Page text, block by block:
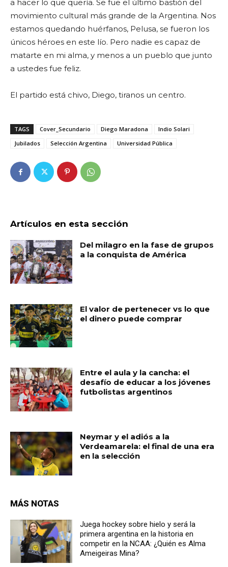
a hacer lo que quería. Se fue el último bastión del
movimiento cultural más grande de la Argentina. Nos
estamos quedando huérfanos, Pelusa, se fueron los
únicos héroes en este lío. Pero nadie es capaz de
matarte en mi alma, y menos a un pueblo que junto
a ustedes fue feliz.
El partido está chivo, Diego, tiranos un centro.
TAGS Cover_Secundario Diego Maradona
Indio Solari
Jubilados
Selección Argentina Universidad Pública
Artículos en esta sección
Del milagro en la fase de grupos
a la conquista de América
El valor de pertenecer vs lo que
el dinero puede comprar
Entre el aula y la cancha: el
desafío de educar a los jóvenes
futbolistas argentinos
Neymar y el adiós a la
Verdeamarela: el final de una era
en la selección
MÁS NOTAS
Juega hockey sobre hielo y será la
primera argentina en la historia en
competir en la NCAA: ¿Quién es Alma
Ameigeiras Mina?